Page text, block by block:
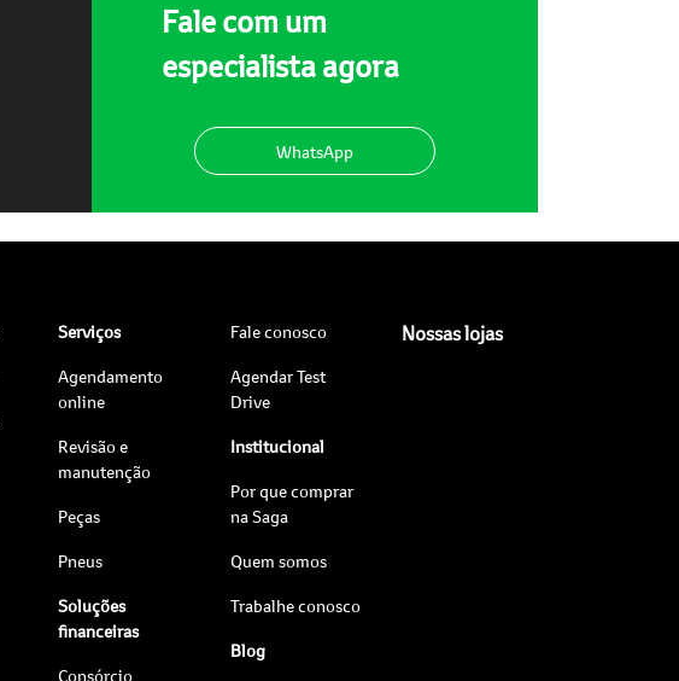
Fale com um
especialista agora
WhatsApp
Serviços
Agendamento
online
Revisão e
manutenção
Peças
Pneus
Soluções
financeiras
Consórcio
Fale conosco
Agendar Test
Drive
Institucional
Por que comprar
na Saga
Quem somos
Trabalhe conosco
Blog
Nossas lojas